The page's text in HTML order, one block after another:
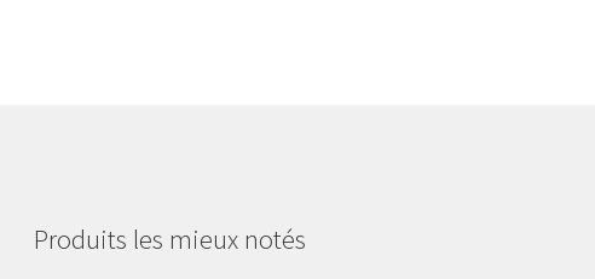
Produits les mieux notés